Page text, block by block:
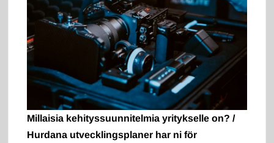
Millaisia kehityssuunnitelmia yritykselle on? /
Hurdana utvecklingsplaner har ni för